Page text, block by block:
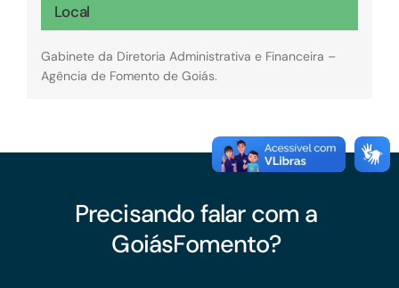
Local
Gabinete da Diretoria Administrativa e Financeira –
Agência de Fomento de Goiás.
Precisando falar com a
GoiásFomento?